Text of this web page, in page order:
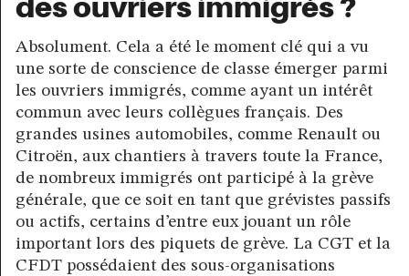
des ouvriers immigrés ?
Absolument. Cela a été le moment clé qui a vu
une sorte de conscience de classe émerger parmi
les ouvriers immigrés, comme ayant un intérêt
commun avec leurs collègues français. Des
grandes usines automobiles, comme Renault ou
Citroën, aux chantiers à travers toute la France,
de nombreux immigrés ont participé à la grève
générale, que ce soit en tant que grévistes passifs
ou actifs, certains d’entre eux jouant un rôle
important lors des piquets de grève. La CGT et la
CFDT possédaient des sous-organisations